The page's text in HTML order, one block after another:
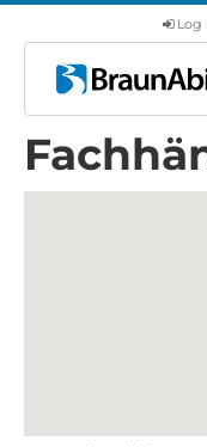
Log
Fortbildung
Produkte